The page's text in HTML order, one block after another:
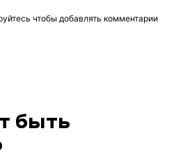
чтобы добавлять комментарии
быть